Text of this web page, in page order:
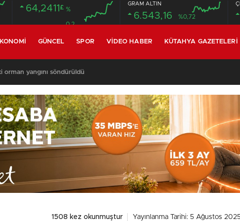
64,2411 £ %
0.2
GRAM ALTIN
6.543,16 %0,72
GÜNCEL SPOR VIDEO HABER KÜTAHYA GAZETELERI
orman yangını söndürüldü
1508 kez okunmuştur Yayınlanma Tarihi: 5 Ağustos